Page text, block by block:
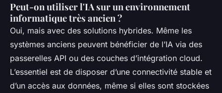
Peut-on utiliser l'IA sur un environnement
informatique très ancien ?
Oui, mais avec des solutions hybrides. Même les
systèmes anciens peuvent bénéficier de l’IA via des
passerelles API ou des couches d’intégration cloud.
L’essentiel est de disposer d’une connectivité stable et
d’un accès aux données, même si elles sont stockées